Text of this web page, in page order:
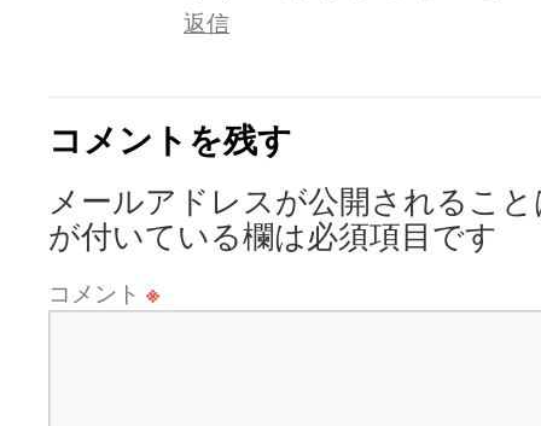
返信
コメントを残す
メールアドレスが公開されるこ
が付いている欄は必須項目です
コメント ※